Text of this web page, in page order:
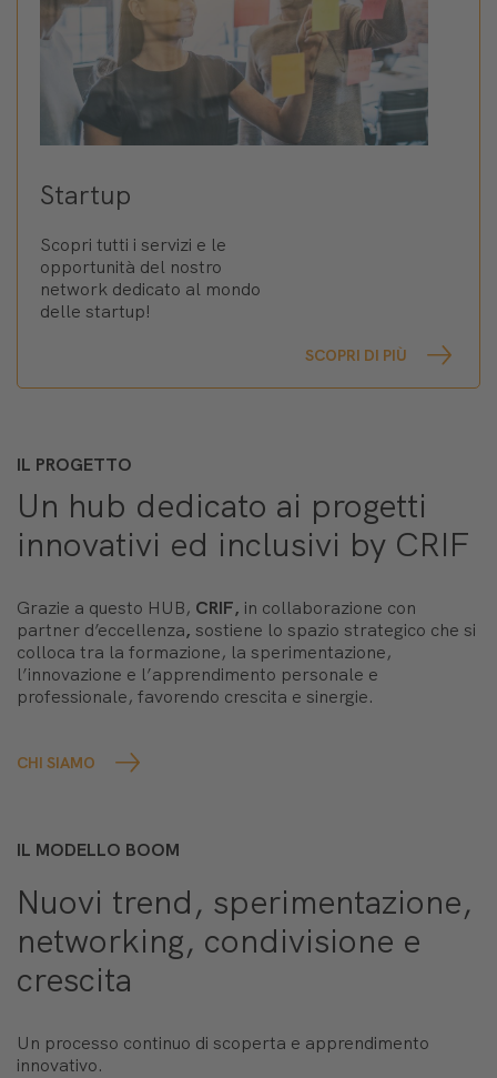
Startup
Scopri tutti i servizi e le
opportunità del nostro
network dedicato al mondo
delle startup!
SCOPRI DI PIÙ
IL PROGETTO
Un hub dedicato ai progetti
innovativi ed inclusivi by CRIF
Grazie a questo HUB, CRIF, in collaborazione con
partner d’eccellenza, sostiene lo spazio strategico che si
colloca tra la formazione, la sperimentazione,
l’innovazione e l’apprendimento personale e
professionale, favorendo crescita e sinergie.
CHI SIAMO
IL MODELLO BOOM
Nuovi trend, sperimentazione,
networking, condivisione e
crescita
Un processo continuo di scoperta e apprendimento
innovativo.